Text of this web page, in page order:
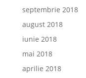
septembrie 2018
august 2018
iunie 2018
mai 2018
aprilie 2018